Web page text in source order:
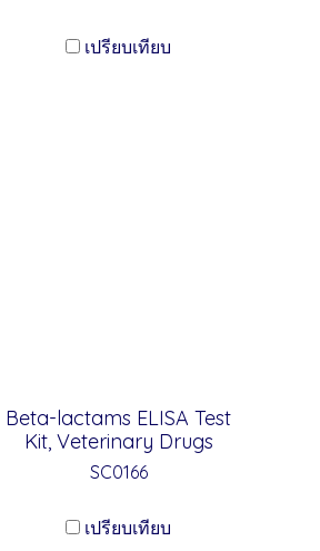
เปรียบเทียบ
Beta-lactams ELISA Test
Kit, Veterinary Drugs
SC0166
เปรียบเทียบ